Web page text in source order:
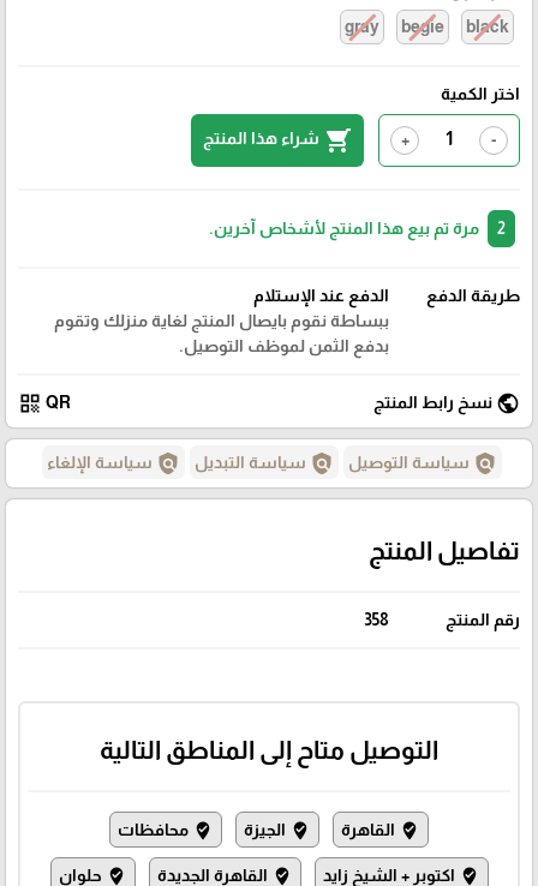
black
begie
gray
اختر الكمية
-
+
shopping_cart شراء هذا المنتج
مرة تم بيع هذا المنتج لأشخاص آخرين.
طريقة الدفع
الدفع عند الإستلام
ببساطة نقوم بايصال المنتج لغاية منزلك وتقوم
بدفع الثمن لموظف التوصيل.
public نسخ رابط المنتج QR
qr_code
policy سياسة التوصيل policy سياسة التبديل policy سياسة الإلغاء
تفاصيل المنتج
رقم المنتج 358
التوصيل متاح إلى المناطق التالية
where_to_vote القاهرة where_to_vote الجيزة where_to_vote محافظات
where_to_vote اكتوبر + الشيخ زايد where_to_vote القاهرة الجديدة where_to_vote حلوان